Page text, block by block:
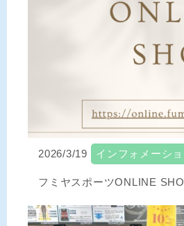
2026/3/19 インフォメーシ
フミヤスポーツONLINE